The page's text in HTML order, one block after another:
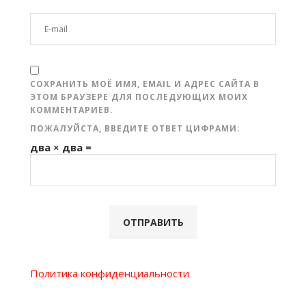
СОХРАНИТЬ МОЁ ИМЯ, EMAIL И АДРЕС САЙТА В
ЭТОМ БРАУЗЕРЕ ДЛЯ ПОСЛЕДУЮЩИХ МОИХ
КОММЕНТАРИЕВ.
ПОЖАЛУЙСТА, ВВЕДИТЕ ОТВЕТ ЦИФРАМИ:
два × два =
Политика конфиденциальности